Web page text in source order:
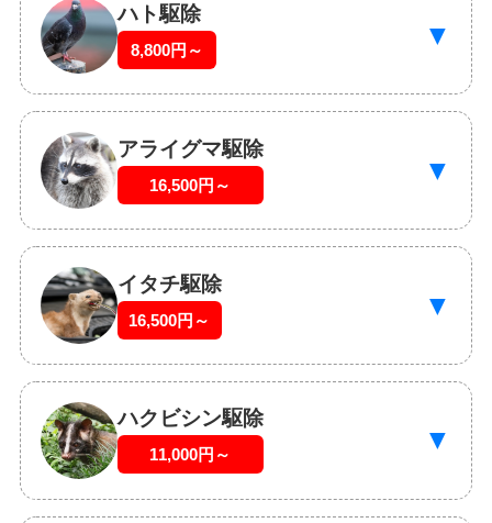
ハト駆除
8,800円～ ▼
アライグマ駆除
16,500円～ ▼
イタチ駆除
16,500円～ ▼
ハクビシン駆除
11,000円～ ▼